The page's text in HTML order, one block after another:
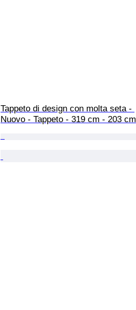
Tappeto di design con molta seta -
Nuovo - Tappeto - 319 cm - 203 cm